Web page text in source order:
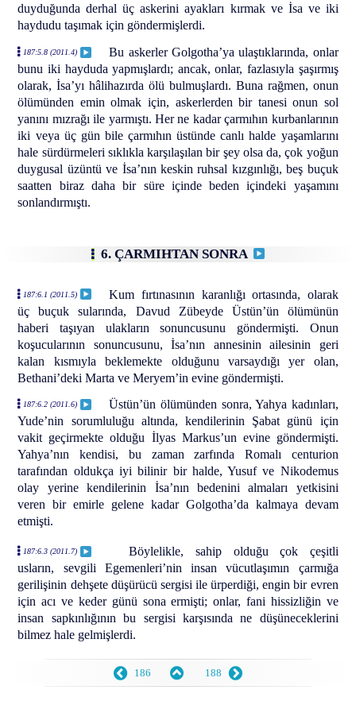
duyduğunda derhal üç askerini ayakları kırmak ve İsa ve iki
haydudu taşımak için göndermişlerdi.
187:5.8 (2011.4)
Bu askerler Golgotha’ya ulaştıklarında, onlar
bunu iki hayduda yapmışlardı; ancak, onlar, fazlasıyla şaşırmış
olarak, İsa’yı hâlihazırda ölü bulmuşlardı. Buna rağmen, onun
ölümünden emin olmak için, askerlerden bir tanesi onun sol
yanını mızrağı ile yarmıştı. Her ne kadar çarmıhın kurbanlarının
iki veya üç gün bile çarmıhın üstünde canlı halde yaşamlarını
hale sürdürmeleri sıklıkla karşılaşılan bir şey olsa da, çok yoğun
duygusal üzüntü ve İsa’nın keskin ruhsal kızgınlığı, beş buçuk
saatten biraz daha bir süre içinde beden içindeki yaşamını
sonlandırmıştı.
6. ÇARMIHTAN SONRA
187:6.1 (2011.5)
Kum fırtınasının karanlığı ortasında, olarak
üç buçuk sularında, Davud Zübeyde Üstün’ün ölümünün
haberi taşıyan ulakların sonuncusunu göndermişti. Onun
koşucularının sonuncusunu, İsa’nın annesinin ailesinin geri
kalan kısmıyla beklemekte olduğunu varsaydığı yer olan,
Bethani’deki Marta ve Meryem’in evine göndermişti.
187:6.2 (2011.6)
Üstün’ün ölümünden sonra, Yahya kadınları,
Yude’nin sorumluluğu altında, kendilerinin Şabat günü için
vakit geçirmekte olduğu İlyas Markus’un evine göndermişti.
Yahya’nın kendisi, bu zaman zarfında Romalı centurion
tarafından oldukça iyi bilinir bir halde, Yusuf ve Nikodemus
olay yerine kendilerinin İsa’nın bedenini almaları yetkisini
veren bir emirle gelene kadar Golgotha’da kalmaya devam
etmişti.
187:6.3 (2011.7)
Böylelikle, sahip olduğu çok çeşitli
usların, sevgili Egemenleri’nin insan vücutlaşımın çarmığa
gerilişinin dehşete düşürücü sergisi ile ürperdiği, engin bir evren
için acı ve keder günü sona ermişti; onlar, fani hissizliğin ve
insan sapkınlığının bu sergisi karşısında ne düşüneceklerini
bilmez hale gelmişlerdi.
186 188